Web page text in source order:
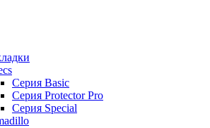
Серия Basic
Серия Protector Pro
Серия Special